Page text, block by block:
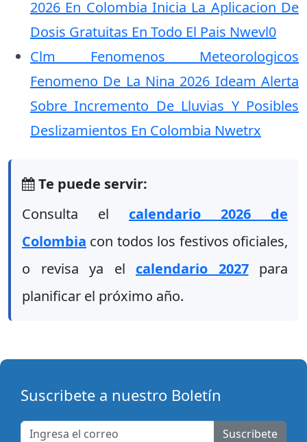
2026 En Colombia Inicia La Aplicacion De
Dosis Gratuitas En Todo El Pais Nwevl0
Clm Fenomenos Meteorologicos
Fenomeno De La Nina 2026 Ideam Alerta
Sobre Incremento De Lluvias Y Posibles
Deslizamientos En Colombia Nwetrx
Te puede servir:
Consulta el calendario 2026 de
Colombia con todos los festivos oficiales,
o revisa ya el calendario 2027para
planificar el próximo año.
Suscribete a nuestro Boletín
Suscribete